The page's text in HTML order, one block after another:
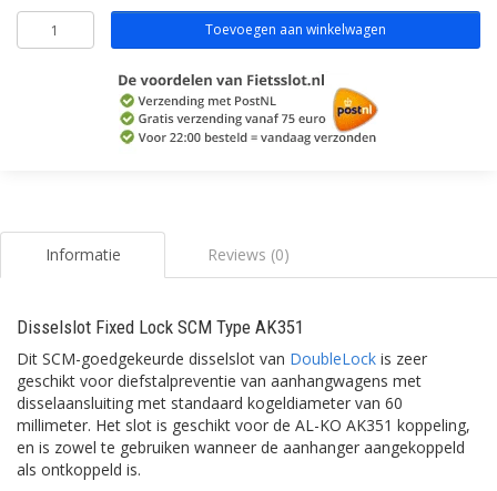
Toevoegen aan winkelwagen
Informatie Reviews (0)
Disselslot Fixed Lock SCM Type AK351
Dit SCM-goedgekeurde disselslot van DoubleLock is zeer
geschikt voor diefstalpreventie van aanhangwagens met
disselaansluiting met standaard kogeldiameter van 60
millimeter. Het slot is geschikt voor de AL-KO AK351 koppeling,
en is zowel te gebruiken wanneer de aanhanger aangekoppeld
als ontkoppeld is.